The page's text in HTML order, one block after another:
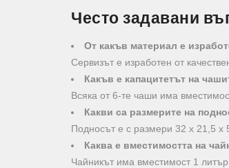
Често задавани
От какъв материал е
Сервизът е изработен от
Какъв е капацитетът на
Всяка от 6-те чаши има
Какви са размерите на
Подносът е с размери 32 х 21,5 х
Каква е вместимостта на
Чайникът има вместимост 1